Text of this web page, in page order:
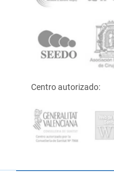
Centro autorizado: